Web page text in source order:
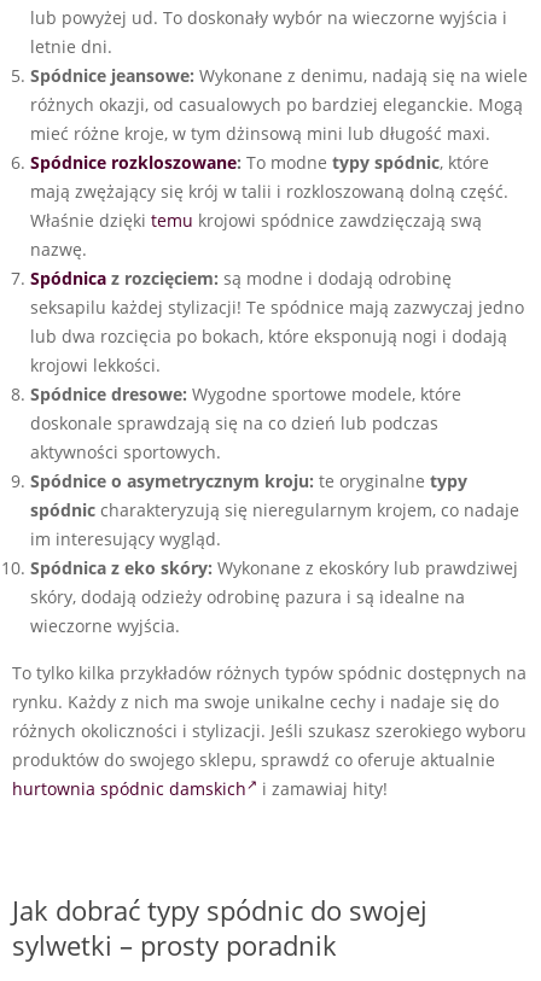
lub powyżej ud. To doskonały wybór na wieczorne wyjścia i
letnie dni.
Spódnice jeansowe: Wykonane z denimu, nadają się na wiele
różnych okazji, od casualowych po bardziej eleganckie. Mogą
mieć różne kroje, w tym dżinsową mini lub długość maxi.
Spódnice rozkloszowane: To modne typy spódnic, które
mają zwężający się krój w talii i rozkloszowaną dolną część.
Właśnie dzięki temu krojowi spódnice zawdzięczają swą
nazwę.
Spódnica z rozcięciem: są modne i dodają odrobinę
seksapilu każdej stylizacji! Te spódnice mają zazwyczaj jedno
lub dwa rozcięcia po bokach, które eksponują nogi i dodają
krojowi lekkości.
Spódnice dresowe: Wygodne sportowe modele, które
doskonale sprawdzają się na co dzień lub podczas
aktywności sportowych.
Spódnice o asymetrycznym kroju: te oryginalne typy
spódnic charakteryzują się nieregularnym krojem, co nadaje
im interesujący wygląd.
Spódnica z eko skóry: Wykonane z ekoskóry lub prawdziwej
skóry, dodają odzieży odrobinę pazura i są idealne na
wieczorne wyjścia.
To tylko kilka przykładów różnych typów spódnic dostępnych na
rynku. Każdy z nich ma swoje unikalne cechy i nadaje się do
różnych okoliczności i stylizacji. Jeśli szukasz szerokiego wyboru
produktów do swojego sklepu, sprawdź co oferuje aktualnie
hurtownia spódnic damskich
i zamawiaj hity!
Jak dobrać typy spódnic do swojej
sylwetki – prosty poradnik